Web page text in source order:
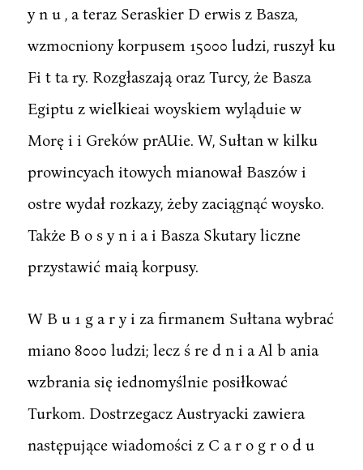
y n u , a teraz Seraskier D erwis z Basza,
wzmocniony korpusem 15000 ludzi, ruszył ku
Fi t ta ry. Rozgłaszają oraz Turcy, że Basza
Egiptu z wielkieai woyskiem wyląduie w
Morę i i Greków prAUie. W, Sułtan w kilku
prowincyach itowych mianował Baszów i
ostre wydał rozkazy, żeby zaciągnąć woysko.
Także B o s y n i a i Basza Skutary liczne
przystawić maią korpusy.
W B u 1 g a r y i za firmanem Sułtana wybrać
miano 8000 ludzi; lecz ś re d n i a Al b ania
wzbrania się iednomyślnie posiłkować
Turkom. Dostrzegacz Austryacki zawiera
następujące wiadomości z C a r o g r o d u